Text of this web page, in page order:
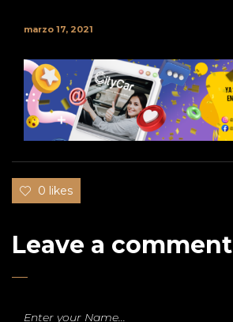
marzo 17, 2021
0 likes
Leave a comment